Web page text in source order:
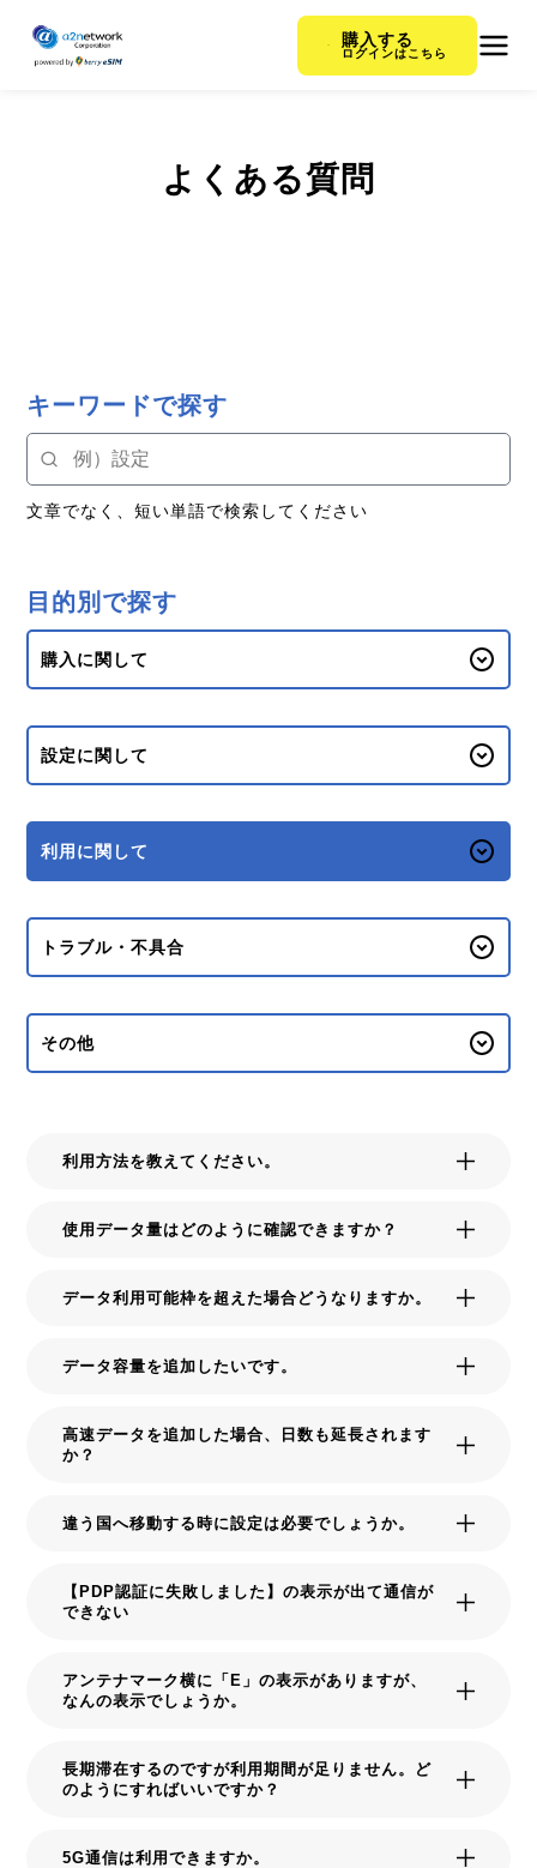
購入する
ログインはこちら
よくある質問
キーワードで探す
文章でなく、短い単語で検索してください
目的別で探す
購入に関して
設定に関して
利用に関して
トラブル・不具合
その他
利用方法を教えてください。
使用データ量はどのように確認できますか？
データ利用可能枠を超えた場合どうなりますか。
データ容量を追加したいです。
高速データを追加した場合、日数も延長されます
か？
違う国へ移動する時に設定は必要でしょうか。
【PDP認証に失敗しました】の表示が出て通信が
できない
アンテナマーク横に「E」の表示がありますが、
なんの表示でしょうか。
長期滞在するのですが利用期間が足りません。ど
のようにすればいいですか？
5G通信は利用できますか。